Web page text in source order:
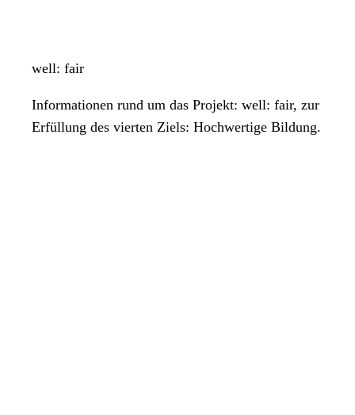
well: fair
Informationen rund um das Projekt: well: fair, zur
Erfüllung des vierten Ziels: Hochwertige Bildung.